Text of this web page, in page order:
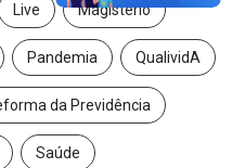
Live Magistério
Pandemia QualividA
da Previdência
Saúde